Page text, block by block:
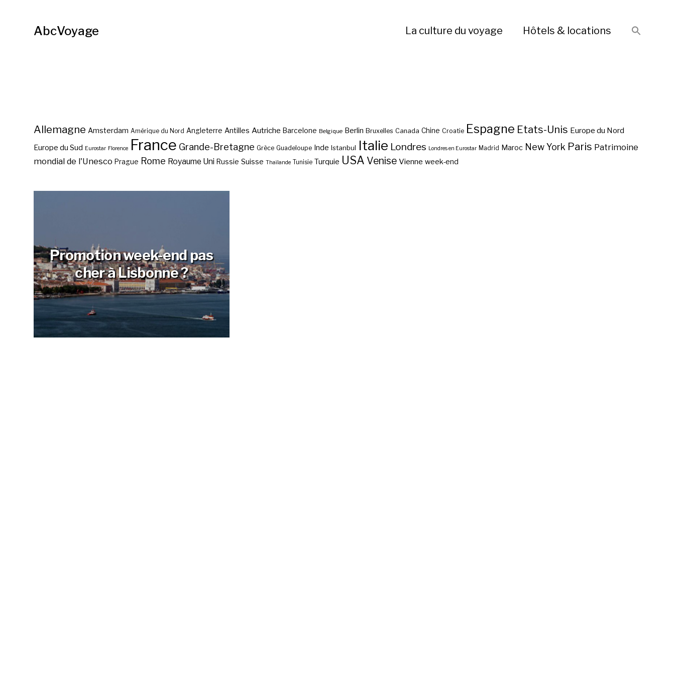
AbcVoyage La culture du voyage Hôtels & locations
Allemagne Amsterdam Amérique du Nord Angleterre Antilles Autriche Barcelone Belgique Berlin Bruxelles Canada Chine Croatie Espagne Etats-Unis Europe du Nord
Europe du Sud Eurostar Florence France Grande-Bretagne Grèce Guadeloupe Inde Istanbul Italie Londres Londres en Eurostar Madrid Maroc New York Paris Patrimoine
mondial de l'Unesco Prague Rome Royaume Uni Russie Suisse Thaïlande Tunisie Turquie USA Venise Vienne week-end
Promotion week-end pas
cher à Lisbonne ?